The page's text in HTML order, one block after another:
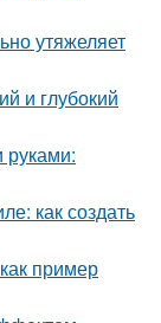
утяжеляет
и глубокий
руками:
как создать
пример